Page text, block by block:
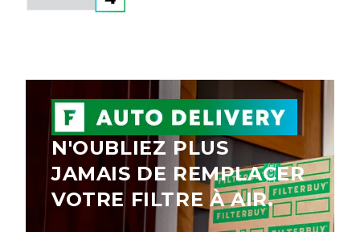
N'OUBLIEZ PLUS
JAMAIS DE REMPLACER
VOTRE FILTRE À AIR.